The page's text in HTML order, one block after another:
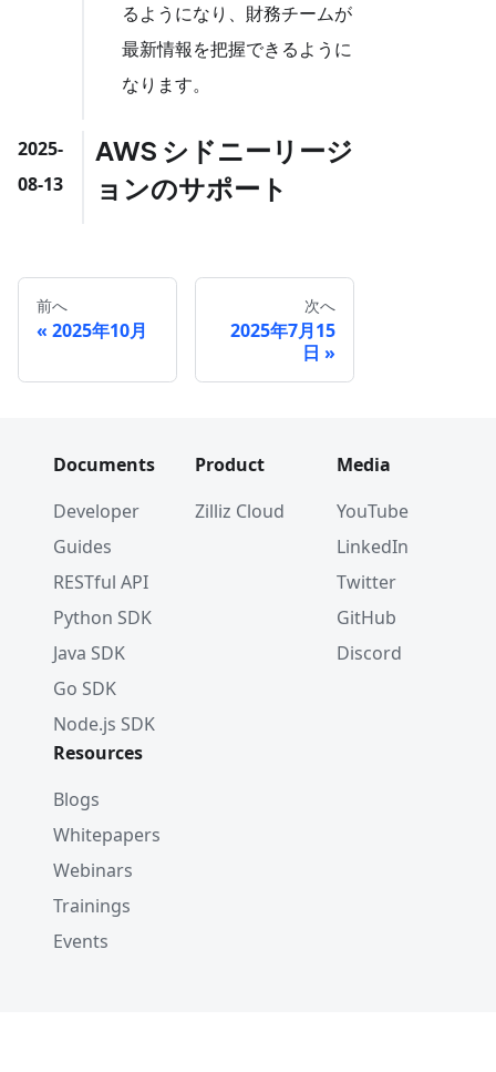
るようになり、財務チームが
最新情報を把握できるように
なります。
2025-
08-13
AWS シドニーリージ
ョンのサポート
前へ
2025年10月
次へ
2025年7月15
日
Documents
Developer
Guides
RESTful API
Python SDK
Java SDK
Go SDK
Node.js SDK
Product
Zilliz Cloud
Media
YouTube
LinkedIn
Twitter
GitHub
Discord
Resources
Blogs
Whitepapers
Webinars
Trainings
Events